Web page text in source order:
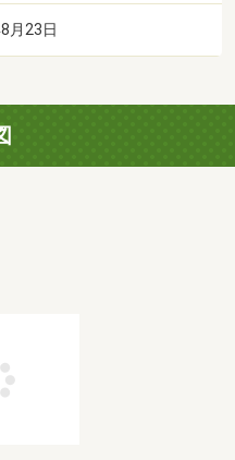
月23日